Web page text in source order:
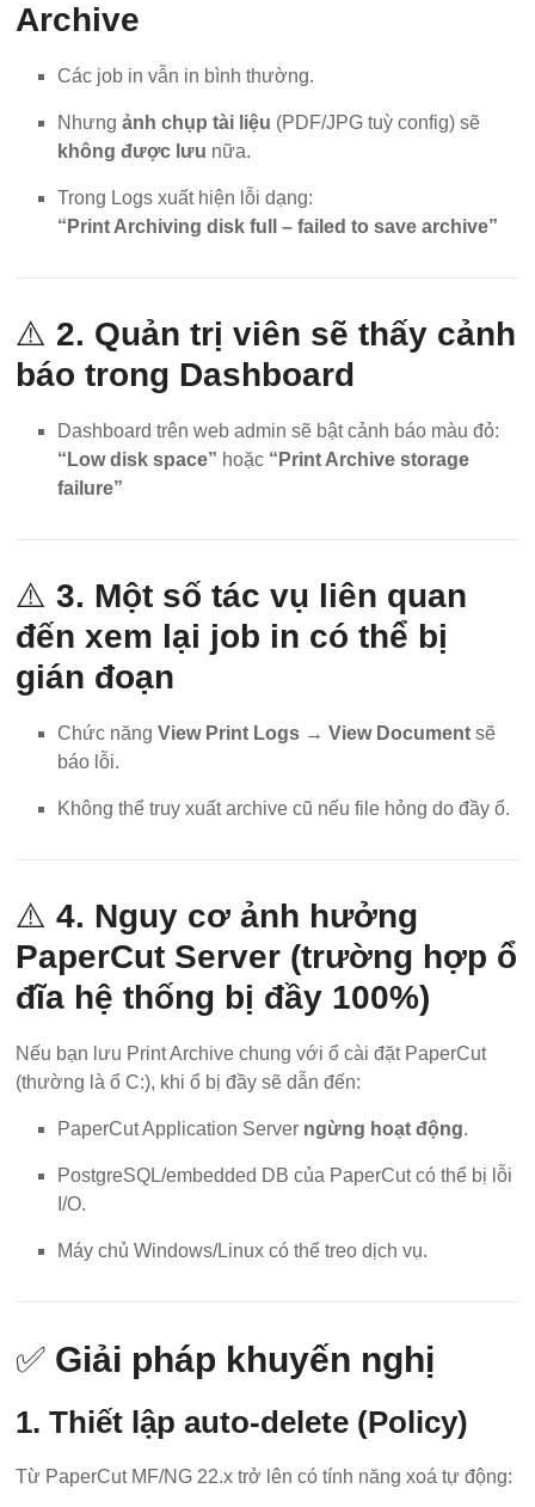
Archive
Các job in vẫn in bình thường.
Nhưngảnh chụp tài liệu (PDF/JPG tuỳ config) sẽ
không được lưu nữa.
Trong Logs xuất hiện lỗi dạng:
“Print Archiving disk full – failed to save archive”
⚠️ 2. Quản trị viên sẽ thấy cảnh
báo trong Dashboard
Dashboard trên web admin sẽ bật cảnh báo màu đỏ:
“Low disk space” hoặc “Print Archive storage
failure”
⚠️3. Một số tác vụ liên quan
đến xem lại job in có thể bị
gián đoạn
Chức năngView Print Logs → View Document sẽ
báo lỗi.
Không thể truy xuất archive cũ nếu file hỏng do đầy ổ.
⚠️4. Nguy cơ ảnh hưởng
PaperCut Server (trường hợp ổ
đĩa hệ thống bị đầy 100%)
Nếu bạn lưu Print Archive chung với ổ cài đặt PaperCut
(thường là ổ C:), khi ổ bị đầy sẽ dẫn đến:
PaperCut Application Server ngừng hoạt động.
PostgreSQL/embedded DB của PaperCut có thể bị lỗi
I/O.
Máy chủ Windows/Linux có thể treo dịch vụ.
✅ Giải pháp khuyến nghị
1. Thiết lập auto-delete (Policy)
Từ PaperCut MF/NG 22.x trở lên có tính năng xoá tự động: